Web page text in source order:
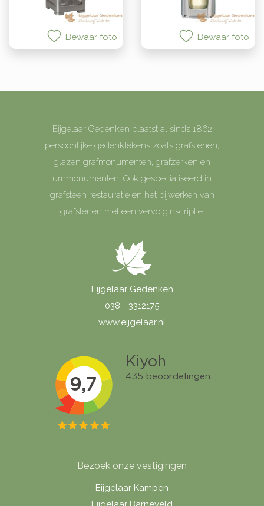
Bewaar foto Bewaar foto
Eijgelaar Gedenken plaatst al sinds 1862
persoonlijke gedenktekens zoals grafstenen,
glazen grafmonumenten, grafzerken en
urnmonumenten. Ook gespecialiseerd in
grafsteen restauratie en het bijwerken van
grafstenen met een vervolginscriptie.
Eijgelaar Gedenken
038 - 3312175
www.eijgelaar.nl
Bezoek onze vestigingen
Eijgelaar Kampen